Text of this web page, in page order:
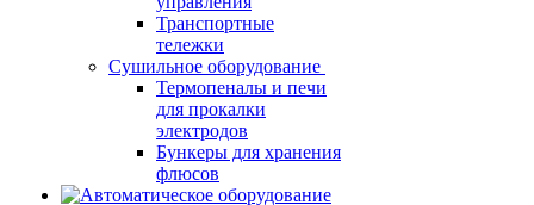
Транспортные
тележки
Сушильное оборудование
Термопеналы и печи
для прокалки
электродов
Бункеры для хранения
флюсов